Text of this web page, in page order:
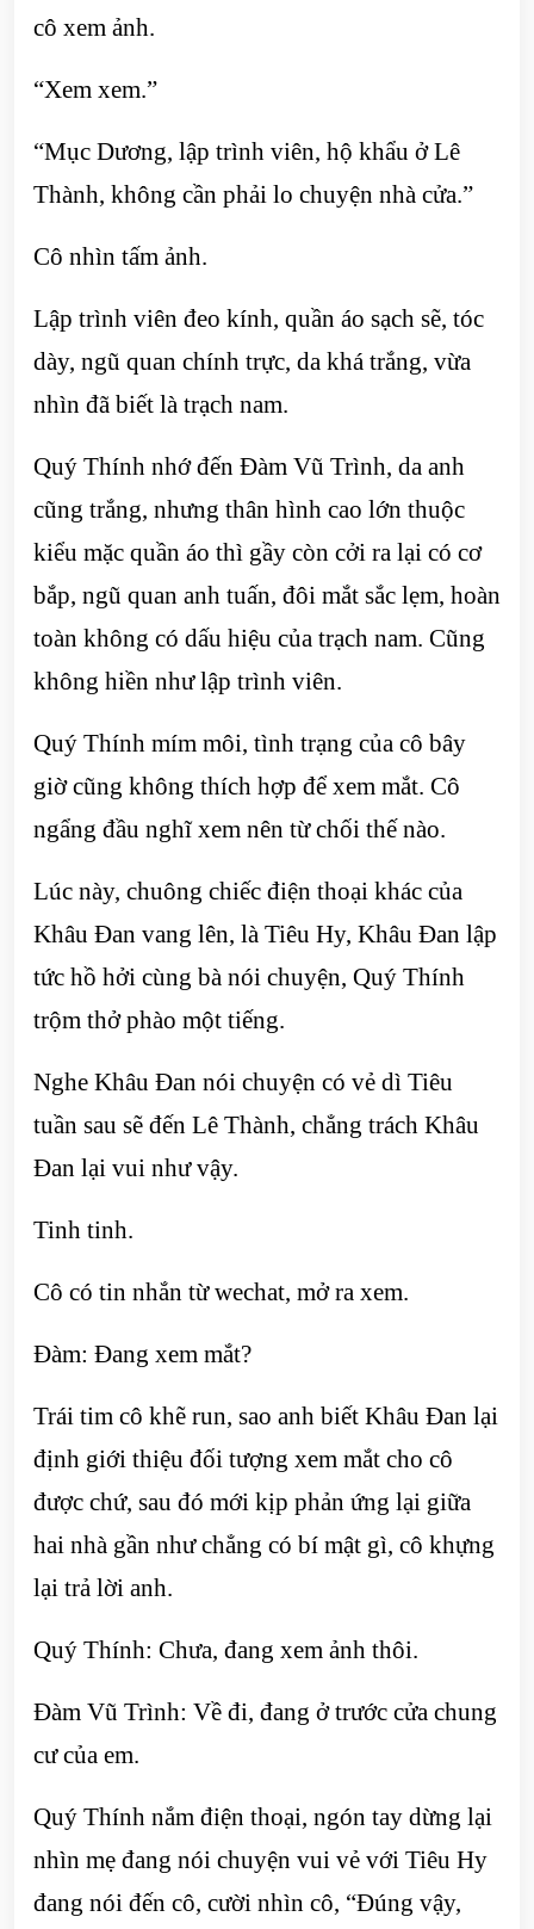
cô xem ảnh.
“Xem xem.”
“Mục Dương, lập trình viên, hộ khẩu ở Lê
Thành, không cần phải lo chuyện nhà cửa.”
Cô nhìn tấm ảnh.
Lập trình viên đeo kính, quần áo sạch sẽ, tóc
dày, ngũ quan chính trực, da khá trắng, vừa
nhìn đã biết là trạch nam.
Quý Thính nhớ đến Đàm Vũ Trình, da anh
cũng trắng, nhưng thân hình cao lớn thuộc
kiểu mặc quần áo thì gầy còn cởi ra lại có cơ
bắp, ngũ quan anh tuấn, đôi mắt sắc lẹm, hoàn
toàn không có dấu hiệu của trạch nam. Cũng
không hiền như lập trình viên.
Quý Thính mím môi, tình trạng của cô bây
giờ cũng không thích hợp để xem mắt. Cô
ngẩng đầu nghĩ xem nên từ chối thế nào.
Lúc này, chuông chiếc điện thoại khác của
Khâu Đan vang lên, là Tiêu Hy, Khâu Đan lập
tức hồ hởi cùng bà nói chuyện, Quý Thính
trộm thở phào một tiếng.
Nghe Khâu Đan nói chuyện có vẻ dì Tiêu
tuần sau sẽ đến Lê Thành, chẳng trách Khâu
Đan lại vui như vậy.
Tinh tinh.
Cô có tin nhắn từ wechat, mở ra xem.
Đàm: Đang xem mắt?
Trái tim cô khẽ run, sao anh biết Khâu Đan lại
định giới thiệu đối tượng xem mắt cho cô
được chứ, sau đó mới kịp phản ứng lại giữa
hai nhà gần như chẳng có bí mật gì, cô khựng
lại trả lời anh.
Quý Thính: Chưa, đang xem ảnh thôi.
Đàm Vũ Trình: Về đi, đang ở trước cửa chung
cư của em.
Quý Thính nắm điện thoại, ngón tay dừng lại
nhìn mẹ đang nói chuyện vui vẻ với Tiêu Hy
đang nói đến cô, cười nhìn cô, “Đúng vậy,